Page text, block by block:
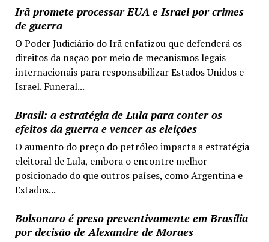
Irã promete processar EUA e Israel por crimes
de guerra
O Poder Judiciário do Irã enfatizou que defenderá os
direitos da nação por meio de mecanismos legais
internacionais para responsabilizar Estados Unidos e
Israel. Funeral...
Brasil: a estratégia de Lula para conter os
efeitos da guerra e vencer as eleições
O aumento do preço do petróleo impacta a estratégia
eleitoral de Lula, embora o encontre melhor
posicionado do que outros países, como Argentina e
Estados...
Bolsonaro é preso preventivamente em Brasília
por decisão de Alexandre de Moraes